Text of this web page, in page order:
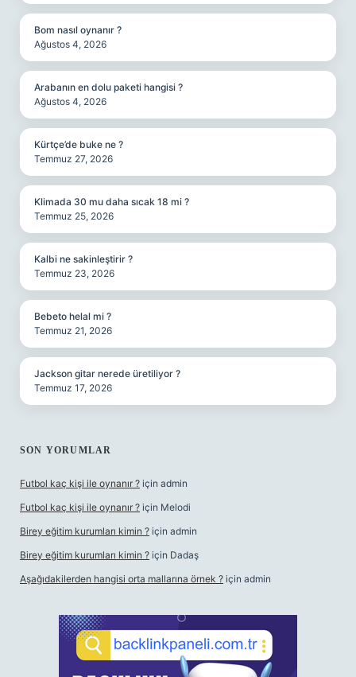
Bom nasıl oynanır ?
Ağustos 4, 2026
Arabanın en dolu paketi hangisi ?
Ağustos 4, 2026
Kürtçe’de buke ne ?
Temmuz 27, 2026
Klimada 30 mu daha sıcak 18 mi ?
Temmuz 25, 2026
Kalbi ne sakinleştirir ?
Temmuz 23, 2026
Bebeto helal mi ?
Temmuz 21, 2026
Jackson gitar nerede üretiliyor ?
Temmuz 17, 2026
SON YORUMLAR
Futbol kaç kişi ile oynanır ? için admin
Futbol kaç kişi ile oynanır ? için Melodi
Birey eğitim kurumları kimin ? için admin
Birey eğitim kurumları kimin ? için Dadaş
Aşağıdakilerden hangisi orta mallarına örnek ? için admin